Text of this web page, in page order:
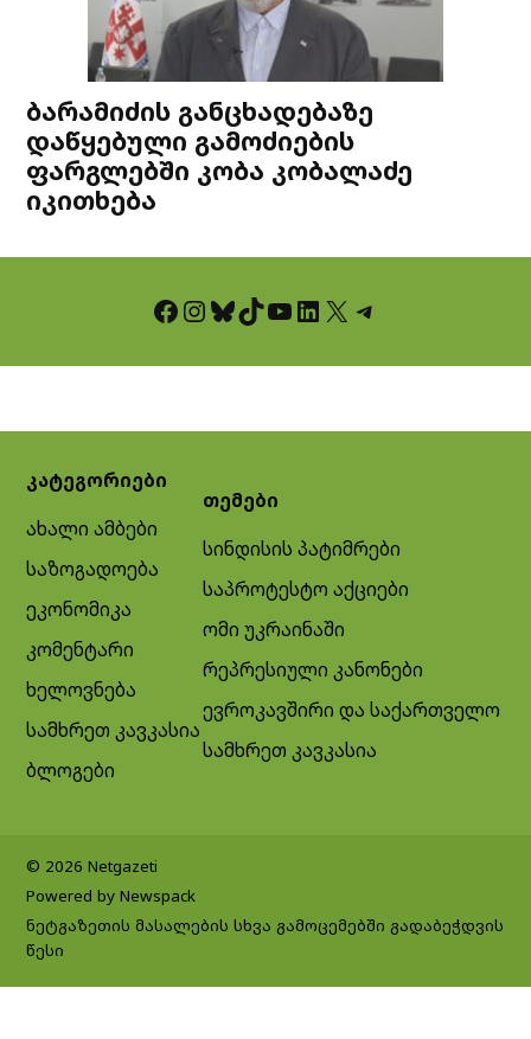
ბარამიძის განცხადებაზე
დაწყებული გამოძიების
ფარგლებში კობა კობალაძე
იკითხება
Facebook InstagramBluesky TikTok YouTube LinkedIn X Telegram
კატეგორიები
ახალი ამბები
საზოგადოება
ეკონომიკა
კომენტარი
ხელოვნება
სამხრეთ კავკასია
ბლოგები
თემები
სინდისის პატიმრები
საპროტესტო აქციები
ომი უკრაინაში
რეპრესიული კანონები
ევროკავშირი და საქართველო
სამხრეთ კავკასია
© 2026 Netgazeti
Powered by Newspack
ნეტგაზეთის მასალების სხვა გამოცემებში გადაბეჭდვის
წესი